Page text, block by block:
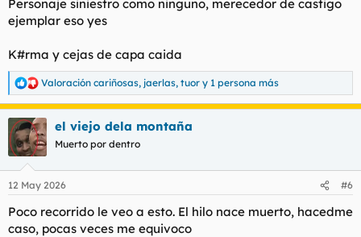
Personaje siniestro como ninguno, merecedor de castigo
ejemplar eso yes
K#rma y cejas de capa caida
R
e
a
c
c
i
e
:
Valoración cariñosas, jaerlas, tuor y 1 persona más
el viejo dela montaña
Muerto por dentro
12 May 2026 #6
Poco recorrido le veo a esto. El hilo nace muerto, hacedme
caso, pocas veces me equivoco